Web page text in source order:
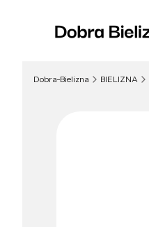
Dobra-Bielizna BIELIZNA